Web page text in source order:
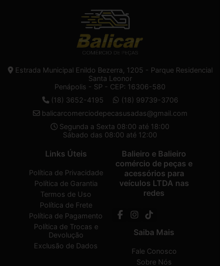
Estrada Municipal Enildo Bezerra, 1205 - Parque Residencial
Santa Leonor
Penápolis - SP - CEP: 16306-580
(18) 3652-4195
(18) 99739-3706
balicarcomerciodepecasusadas@gmail.com
Segunda a Sexta 08:00 até 18:00
Sábado das 08:00 até 12:00
Links Úteis
Política de Privacidade
Política de Garantia
Termos de Uso
Política de Frete
Política de Pagamento
Política de Trocas e
Devolução
Exclusão de Dados
Balieiro e Balieiro
comércio de peças e
acessórios para
veículos LTDA nas
redes
Saiba Mais
Fale Conosco
Sobre Nós